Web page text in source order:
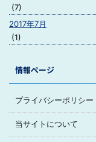
(7)
2017年7月
(1)
情報ページ
プライバシーポリシー
当サイトについて